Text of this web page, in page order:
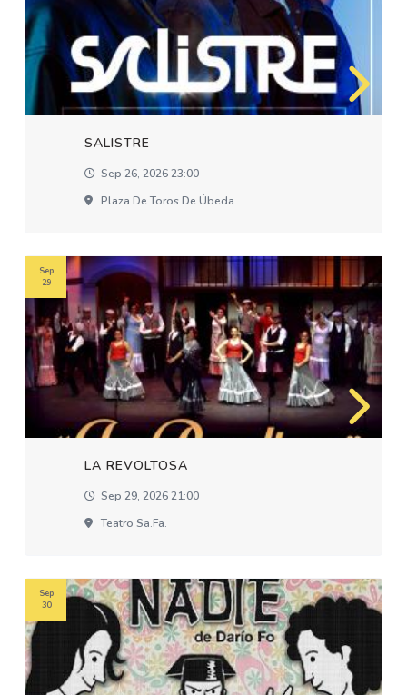
SALISTRE
Sep 26, 2026 23:00
Plaza De Toros De Úbeda
LA REVOLTOSA
Sep 29, 2026 21:00
Teatro Sa.fa.
Sep
29
Sep
30